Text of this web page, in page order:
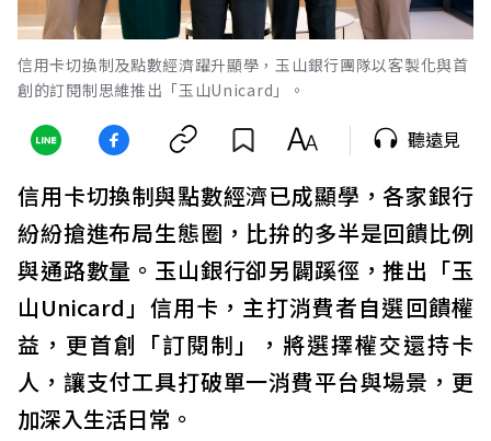
信用卡切換制及點數經濟躍升顯學，玉山銀行團隊以客製化與首
創的訂閱制思維推出「玉山Unicard」。
聽遠見
信用卡切換制與點數經濟已成顯學，各家銀行
紛紛搶進布局生態圈，比拚的多半是回饋比例
與通路數量。玉山銀行卻另闢蹊徑，推出「玉
山Unicard」信用卡，主打消費者自選回饋權
益，更首創「訂閱制」，將選擇權交還持卡
人，讓支付工具打破單一消費平台與場景，更
加深入生活日常。